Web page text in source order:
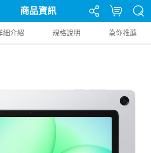
商品資訊
細介紹 規格說明 為你推薦